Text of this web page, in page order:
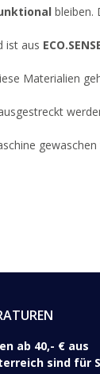
bleiben.
ist aus
Materialien
ab 40,- € aus
sind für